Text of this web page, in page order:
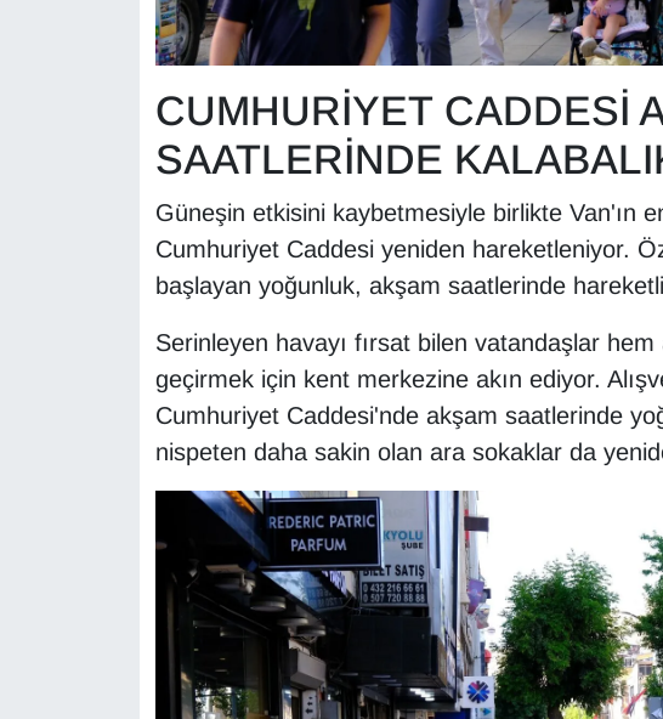
CUMHURİYET CADDESİ
SAATLERİNDE
Güneşin etkisini kaybetmesiyle birlikte Van'ın
Cumhuriyet Caddesi yeniden hareketleniyor.
başlayan yoğunluk, akşam saatlerinde
Serinleyen havayı fırsat bilen vatandaşlar
geçirmek için kent merkezine akın ediyor.
Cumhuriyet Caddesi'nde akşam saatlerinde
nispeten daha sakin olan ara sokaklar da